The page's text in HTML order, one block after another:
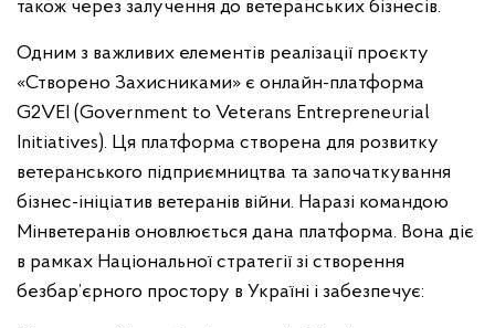
також через залучення до ветеранських бізнесів.
Одним з важливих елементів реалізації проєкту
«Створено Захисниками» є онлайн-платформа
G2VEI (Government to Veterans Entrepreneurial
Initiatives). Ця платформа створена для розвитку
ветеранського підприємництва та започаткування
бізнес-ініціатив ветеранів війни. Наразі командою
Мінветеранів оновлюється дана платформа. Вона діє
в рамках Національної стратегії зі створення
безбар’єрного простору в Україні і забезпечує: